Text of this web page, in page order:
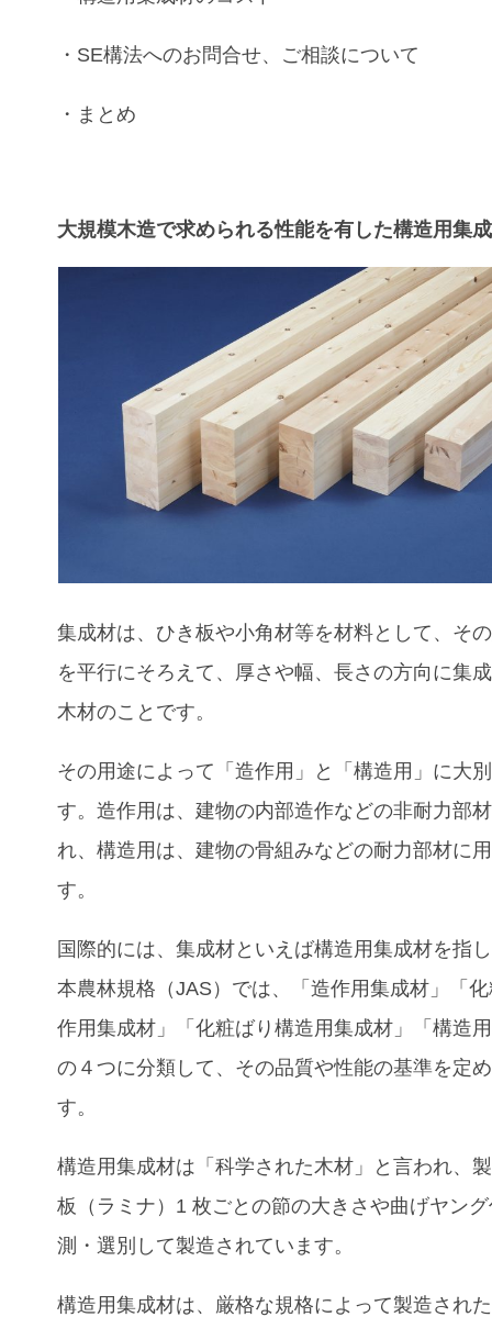
・ SE構法へのお問合せ、ご相談について
・まとめ
大規模木造で求められる性能を有した構造用集
集成材は、ひき板や小角材等を材料として、そ
を平行にそろえて、厚さや幅、長さの方向に集
木材のことです。
その用途によって「造作用」と「構造用」に大
す。造作用は、建物の内部造作などの非耐力部
れ、構造用は、建物の骨組みなどの耐力部材に
す。
国際的には、集成材といえば構造用集成材を指
本農林規格（JAS）では、「造作用集成材」「
作用集成材」「化粧ばり構造用集成材」「構造
の４つに分類して、その品質や性能の基準を定
す。
構造用集成材は「科学された木材」と言われ、
板（ラミナ）1 枚ごとの節の大きさや曲げヤン
測・選別して製造されています。
構造用集成材は、厳格な規格によって製造され